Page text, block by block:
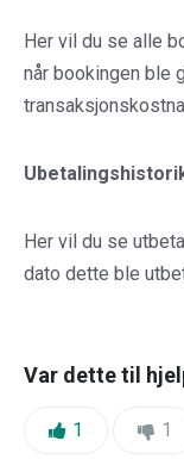
Her vil du se alle
når bookingen ble
Her vil du se
dato dette ble
Var dette til
Likes:
1 1